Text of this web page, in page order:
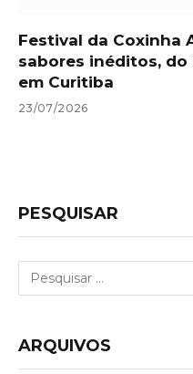
Festival da Coxinha
sabores inéditos,
em Curitiba
23/07/2026
PESQUISAR
ARQUIVOS